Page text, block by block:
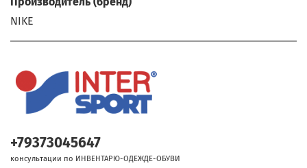
NIKE
+79373045647
консультации по ИНВЕНТАРЮ-ОДЕЖДЕ-ОБУВИ